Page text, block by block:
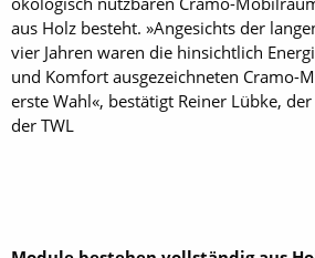
aus Holz besteht. »Angesichts der
vier Jahren waren die hinsichtlich
und Komfort ausgezeichneten Cramo-
erste Wahl«, bestätigt Reiner Lübke,
der TWL